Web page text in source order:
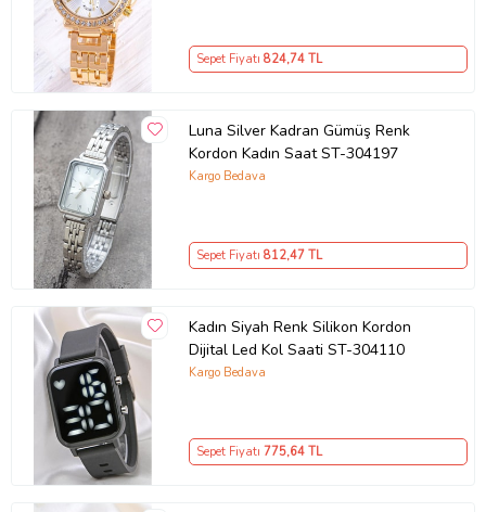
Sepet Fiyatı 824,74 TL
Luna Silver Kadran Gümüş Renk
Kordon Kadın Saat ST-304197
Kargo Bedava
Sepet Fiyatı 812,47 TL
Kadın Siyah Renk Silikon Kordon
Dijital Led Kol Saati ST-304110
Kargo Bedava
Sepet Fiyatı 775,64 TL